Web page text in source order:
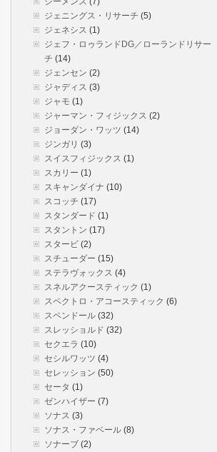
ジェニングス・リサーチ (5)
ジェネシス (1)
ジェフ・ロゥランドDG／ローランドリサー
チ (14)
ジェンセン (2)
ジャディス (3)
ジャモ (1)
ジャーマン・フィジックス (2)
ジョーダン・ワッツ (14)
ジンガリ (3)
スイスフィジックス (1)
スカリー (1)
スキャンダイナ (10)
スコッチ (17)
スタンダード (1)
スタントン (17)
スタービ (2)
スチューダー (15)
ステラヴォックス (4)
スネルアクースティック (1)
スペクトロ・アコースティック (6)
スペンドール (32)
スレッショルド (32)
セクエラ (10)
セシルワッツ (4)
セレッション (50)
セータ (1)
ゼンハイザー (7)
ソナス (3)
ソナス・ファベール (8)
ソナーブ (2)